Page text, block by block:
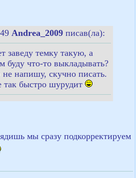
Andrea_2009 писав(ла):
заведу темку такую, а
буду что-то выкладывать?
не напишу, скучно писать.
так быстро шурудит
мы сразу подкорректируем